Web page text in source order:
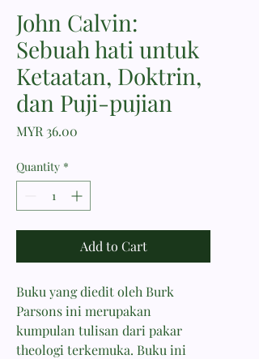
John Calvin:
Sebuah hati untuk
Ketaatan, Doktrin,
dan Puji-pujian
MYR 36.00
Quantity *
Add to Cart
Buku yang diedit oleh Burk
Parsons ini merupakan
kumpulan tulisan dari pakar
theologi terkemuka. Buku ini